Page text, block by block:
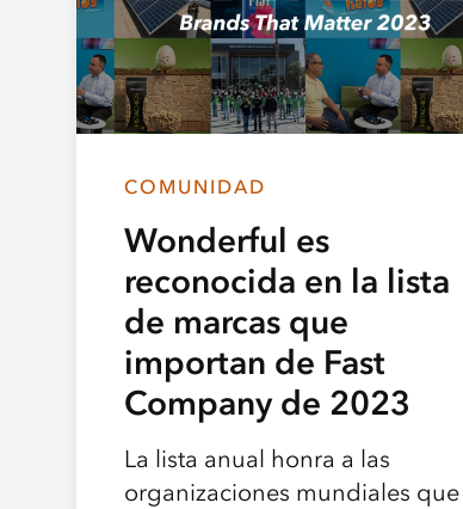
COMUNIDAD
Wonderful es
reconocida en la lista
de marcas que
importan de Fast
Company de 2023
La lista anual honra a las
organizaciones mundiales que